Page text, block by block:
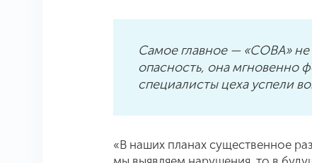
Самое главное — «СОВА» не
опасность, она мгновенно
специалисты цеха успели
«В наших планах существенное